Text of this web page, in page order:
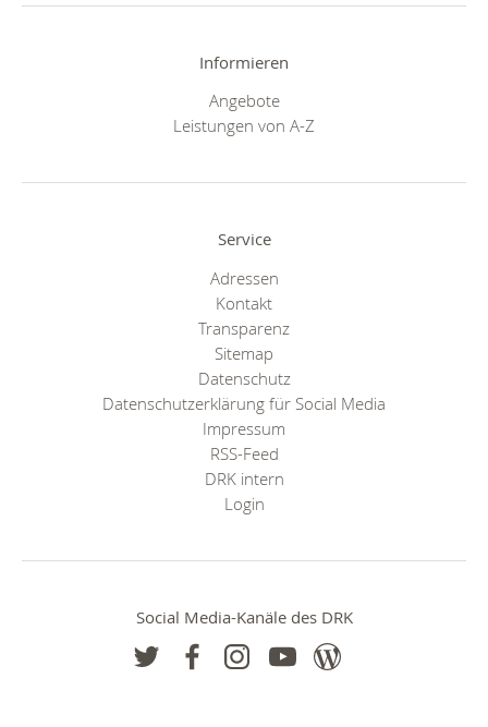
Informieren
Angebote
Leistungen von A-Z
Service
Adressen
Kontakt
Transparenz
Sitemap
Datenschutz
Datenschutzerklärung für Social Media
Impressum
RSS-Feed
DRK intern
Login
Social Media-Kanäle des DRK